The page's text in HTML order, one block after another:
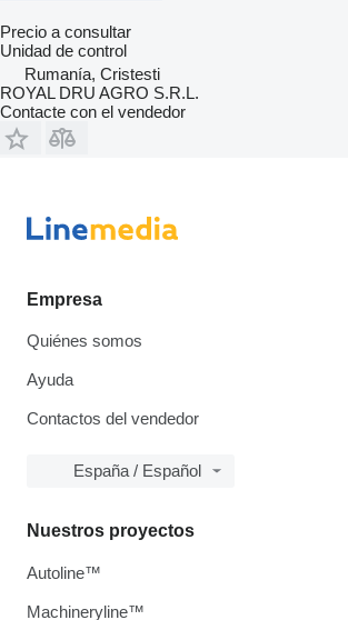
Precio a consultar
Unidad de control
Rumanía, Cristesti
ROYAL DRU AGRO S.R.L.
Contacte con el vendedor
Empresa
Quiénes somos
Ayuda
Contactos del vendedor
España / Español
Nuestros proyectos
Autoline™
Machineryline™